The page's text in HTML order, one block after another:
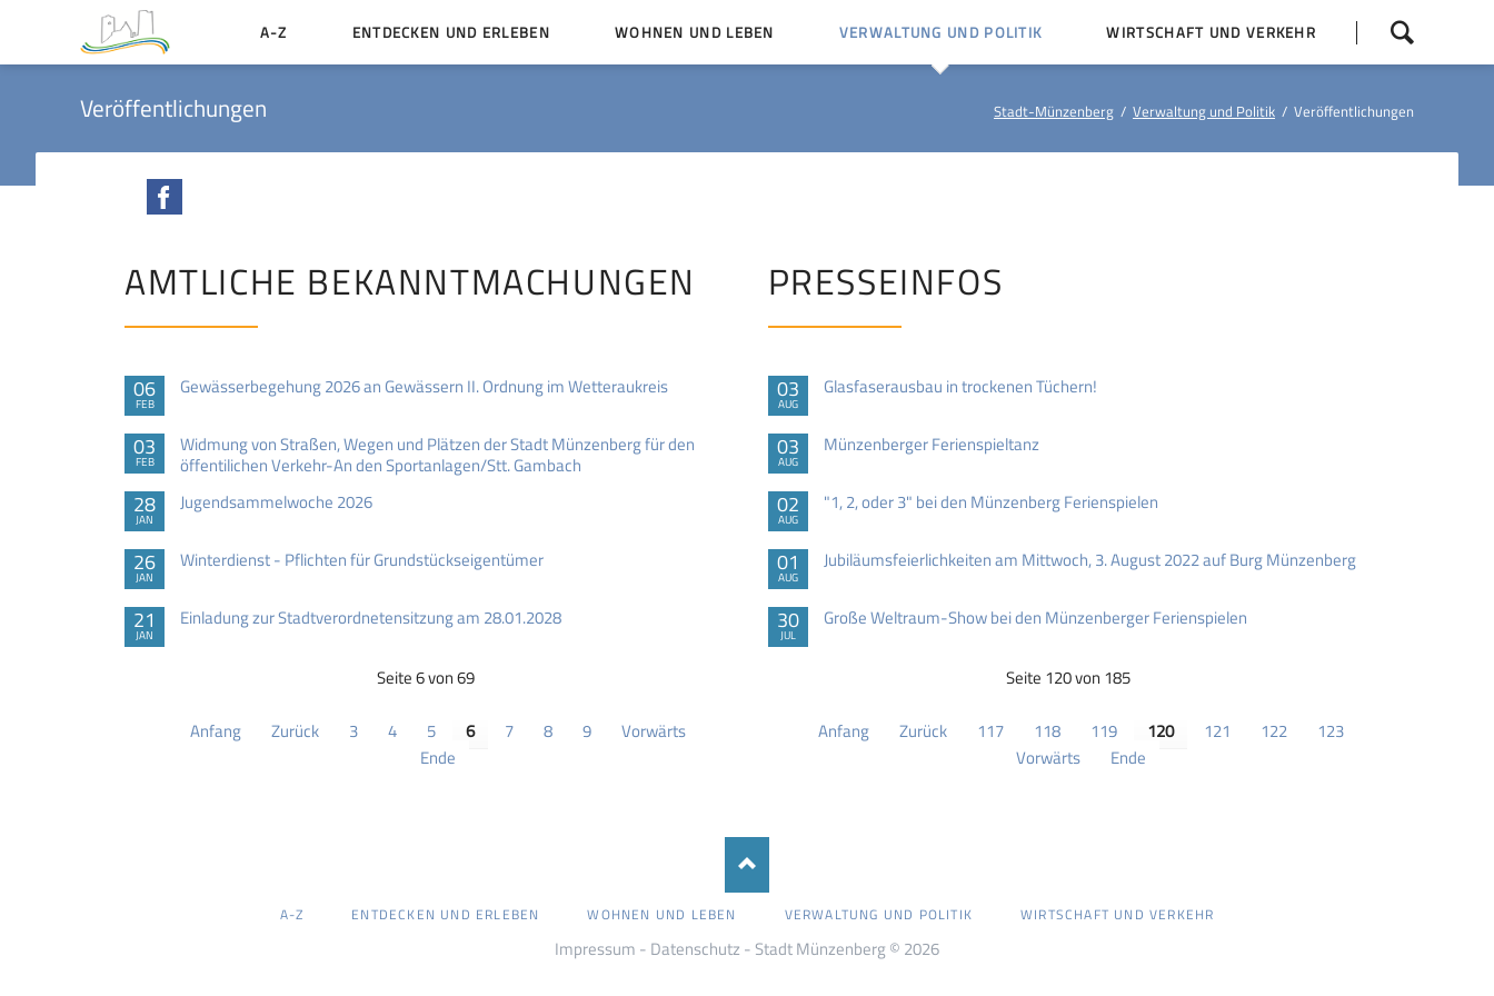
überspringen
A-Z ENTDECKEN UND ERLEBEN WOHNEN UND LEBEN VERWALTUNG UND POLITIK
Politische Gremien
WIRTSCHAFT UND VERKEHR
Veröffentlichungen Stadt-Münzenberg Verwaltung und Politik Veröffentlichungen
AMTLICHE BEKANNTMACHUNGEN
06
FEB
Gewässerbegehung 2026 an Gewässern II. Ordnung im Wetteraukreis
03
FEB
Widmung von Straßen, Wegen und Plätzen der Stadt Münzenberg für den
öffentilichen Verkehr-An den Sportanlagen/Stt. Gambach
28
JAN
Jugendsammelwoche 2026
26
JAN
Winterdienst - Pflichten für Grundstückseigentümer
21
JAN
Einladung zur Stadtverordnetensitzung am 28.01.2028
Seite 6 von 69
Anfang Zurück 3 4 5 6 7 8 9
Vorwärts
Ende
PRESSEINFOS
03
AUG
Glasfaserausbau in trockenen Tüchern!
03
AUG
Münzenberger Ferienspieltanz
02
AUG
"1, 2, oder 3" bei den Münzenberg Ferienspielen
01
AUG
Jubiläumsfeierlichkeiten am Mittwoch, 3. August 2022 auf Burg Münzenberg
30
JUL
Große Weltraum-Show bei den Münzenberger Ferienspielen
Seite 120 von 185
Anfang Zurück 117 118 119 120 121 122
123
Vorwärts
Ende
ÜBERSPRINGEN
A-Z ENTDECKEN UND ERLEBEN WOHNEN UND LEBEN VERWALTUNG UND POLITIK WIRTSCHAFT UND VERKEHR
Impressum - Datenschutz - Stadt Münzenberg © 2026